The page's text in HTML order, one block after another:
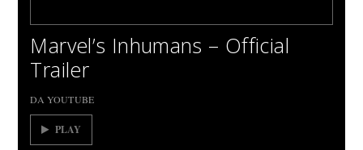
Marvel’s Inhumans – Official
Trailer
DA YOUTUBE
PLAY